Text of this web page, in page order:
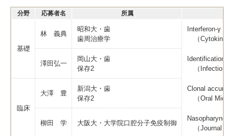
分野 応募者名 所属
基礎
林 義典
昭和大・歯
歯周治療学
Interferon-γ
（Cytokine
澤田弘一
岡山大・歯
保存2
Identification
（Infection
臨床
大澤 豊
新潟大・歯
保存2
Clonal
（Oral
柳田 学 大阪大・大学院口腔分子免疫制御
（Journal